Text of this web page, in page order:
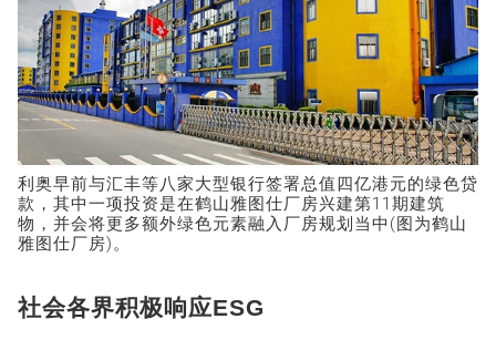
利奥早前与汇丰等八家大型银行签署总值四亿港元的绿色贷
款，其中一项投资是在鹤山雅图仕厂房兴建第11期建筑
物，并会将更多额外绿色元素融入厂房规划当中(图为鹤山
雅图仕厂房)。
社会各界积极响应ESG